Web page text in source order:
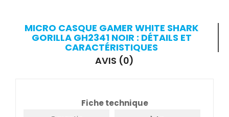
MICRO CASQUE GAMER WHITE SHARK
GORILLA GH2341 NOIR : DÉTAILS ET
CARACTÉRISTIQUES
AVIS (0)
Fiche technique